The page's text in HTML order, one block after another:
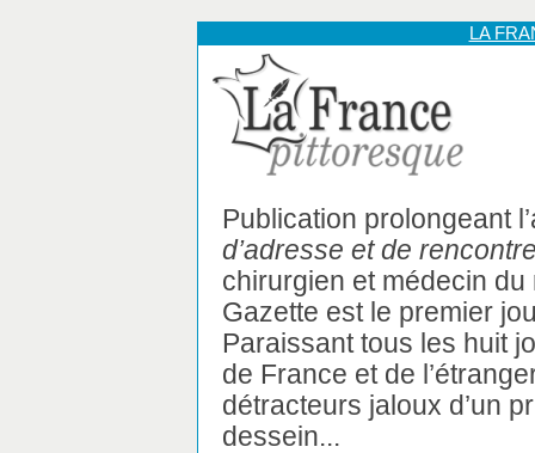
LA
Publication prolongeant
d’adresse et de
chirurgien et médecin
Gazette est le premier
Paraissant tous les huit
de France et de
détracteurs jaloux d’un
dessein...